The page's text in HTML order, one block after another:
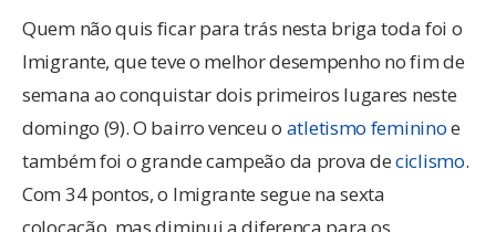
Quem não quis ficar para trás nesta briga toda foi o
Imigrante, que teve o melhor desempenho no fim de
semana ao conquistar dois primeiros lugares neste
domingo (9). O bairro venceu o atletismo femininoe
também foi o grande campeão da prova deciclismo.
Com 34 pontos, o Imigrante segue na sexta